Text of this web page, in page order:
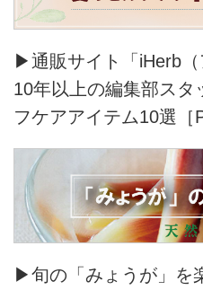
▶通販サイト「iHerb
10年以上の編集部ス
フケアアイテム10選［
▶旬の「みょうが」を